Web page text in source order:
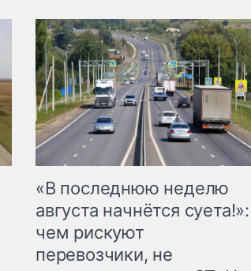
«В последнюю неделю
августа начнётся суета!»:
чем рискуют
перевозчики, не